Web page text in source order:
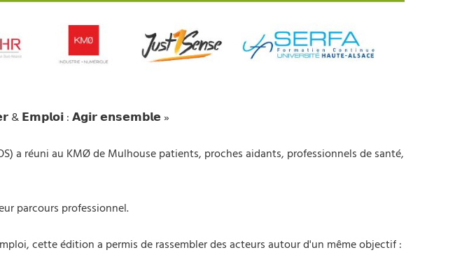
& 𝗘𝗺𝗽𝗹𝗼𝗶 : 𝗔𝗴𝗶𝗿 𝗲𝗻𝘀𝗲𝗺𝗯𝗹𝗲 »
a réuni au KMØ de Mulhouse patients, proches aidants, professionnels de santé,
parcours professionnel.
cette édition a permis de rassembler des acteurs autour d'un même objectif :